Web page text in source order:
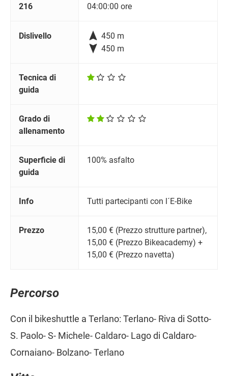
216 04:00:00 ore
Dislivello  450 m
 450 m
Tecnica di
guida
Grado di
allenamento
Superficie di
guida
100% asfalto
Info Tutti partecipanti con l´E-Bike
Prezzo
15,00 € (Prezzo strutture partner),
15,00 € (Prezzo Bikeacademy) +
15,00 € (Prezzo navetta)
Percorso
Con il bikeshuttle a Terlano: Terlano- Riva di Sotto-
S. Paolo- S- Michele- Caldaro- Lago di Caldaro-
Cornaiano- Bolzano- Terlano